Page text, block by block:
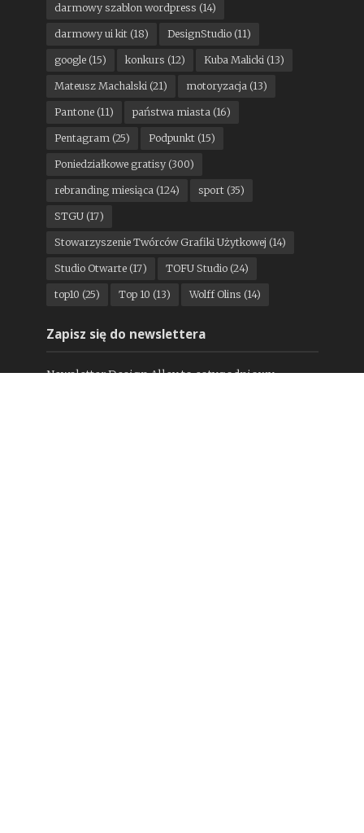
darmowy szablon wordpress (14)
darmowy ui kit(18) DesignStudio(11)
google(15) konkurs (12) Kuba Malicki (13)
Mateusz Machalski (21) motoryzacja (13)
Pantone(11) państwa miasta (16)
Pentagram (25) Podpunkt(15)
Poniedziałkowe gratisy(300)
rebranding miesiąca (124) sport(35)
STGU(17)
Stowarzyszenie Twórców Grafiki Użytkowej (14)
Studio Otwarte(17) TOFU Studio(24)
top10 (25) Top 10 (13) Wolff Olins (14)
Zapisz się do newslettera
Newsletter Design Alley to cotygodniowy